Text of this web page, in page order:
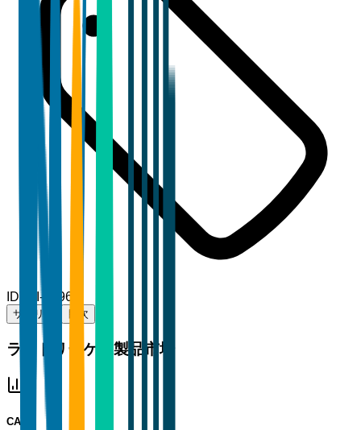
ID TBI-67966
サマリー 目次
ランドリーケア製品市場
CAGR